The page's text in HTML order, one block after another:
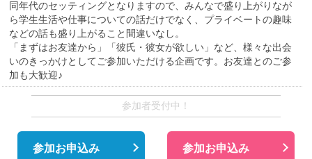
同年代のセッティングとなりますので、みんなで盛り上がりなが
ら学生生活や仕事についての話だけでなく、プライベートの趣味
などの話も盛り上がること間違いなし。
「まずはお友達から」「彼氏・彼女が欲しい」など、様々な出会
いのきっかけとしてご参加いただける企画です。お友達とのご参
加も大歓迎♪
参加者受付中！
参加お申込み 参加お申込み